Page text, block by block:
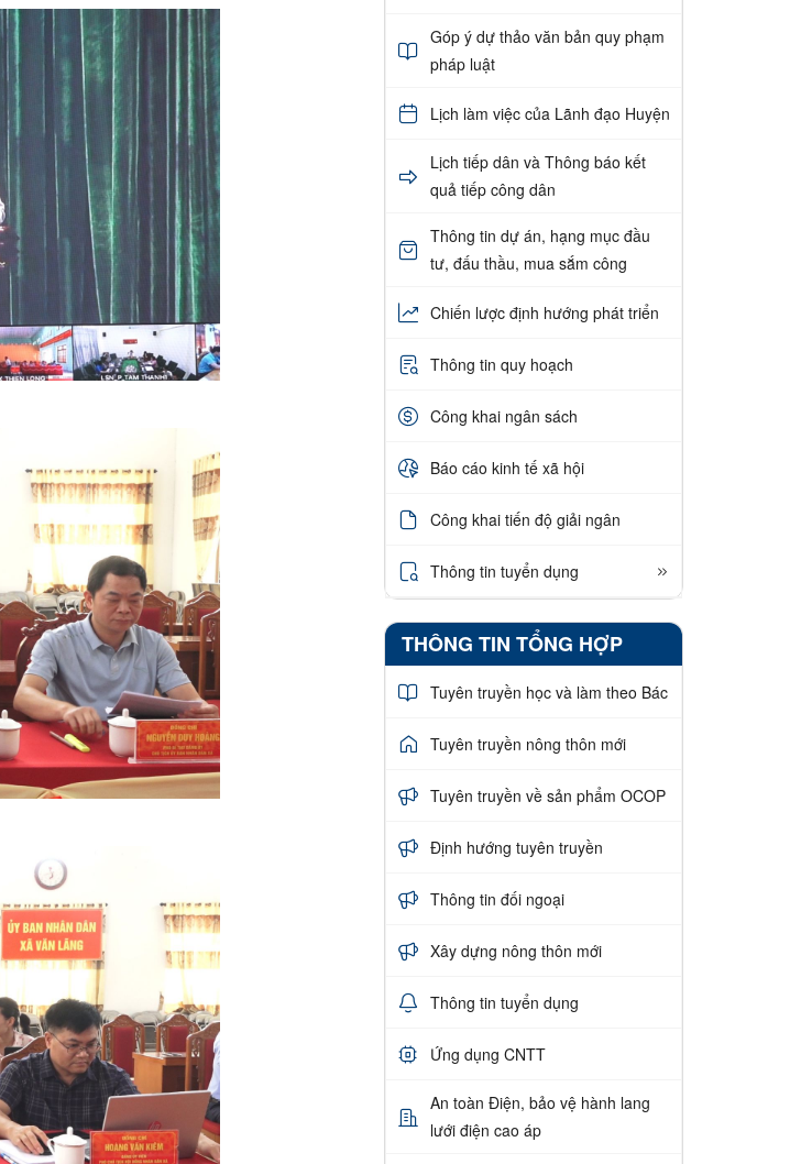
Góp ý dự thảo văn bản quy phạm
pháp luật
Lịch làm việc của Lãnh đạo Huyện
Lịch tiếp dân và Thông báo kết
quả tiếp công dân
Thông tin dự án, hạng mục đầu
tư, đấu thầu, mua sắm công
Chiến lược định hướng phát triển
Thông tin quy hoạch
Công khai ngân sách
Báo cáo kinh tế xã hội
Công khai tiến độ giải ngân
Thông tin tuyển dụng
THÔNG TIN TỔNG HỢP
Tuyên truyền học và làm theo Bác
Tuyên truyền nông thôn mới
Tuyên truyền về sản phẩm OCOP
Định hướng tuyên truyền
Thông tin đối ngoại
Xây dựng nông thôn mới
Thông tin tuyển dụng
Ứng dụng CNTT
An toàn Điện, bảo vệ hành lang
lưới điện cao áp